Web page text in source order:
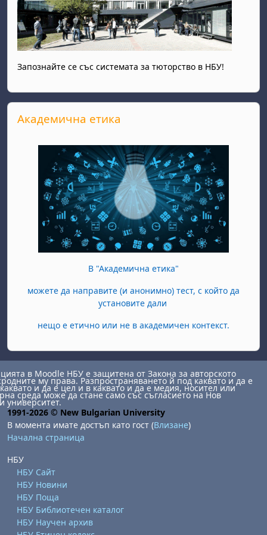
Запознайте се със системата за тюторство в НБУ!
Прескочи Академична етика
Академична етика
В "Академична етика"
можете да направите (и анонимно) тест, с който да
установите дали
нещо е етично или не в академичен контекст.
в Moodle НБУ е защитена от Закона за авторското
му права. Разпространяването й под каквато и да е
и да е цел и в каквато и да е медия, носител или
среда може да стане само със съгласието на Нов
университет.
1991-2026 © New Bulgarian University
В момента имате достъп като гост (Влизане)
Начална страница
НБУ
НБУ Сайт
НБУ Новини
НБУ Поща
НБУ Библиотечен каталог
НБУ Научен архив